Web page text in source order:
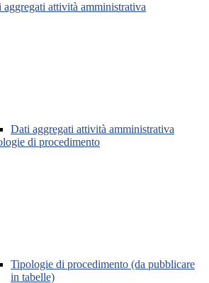
aggregati attività amministrativa
Dati aggregati attività amministrativa
di procedimento
Tipologie di procedimento (da pubblicare
in tabelle)